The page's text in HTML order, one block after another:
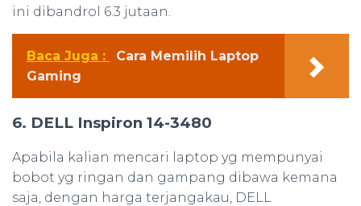
ini dibandrol 6.3 jutaan.
Baca Juga :
Cara Memilih Laptop
Gaming
6. DELL Inspiron 14-3480
Apabila kalian mencari laptop yg mempunyai
bobot yg ringan dan gampang dibawa kemana
saja, dengan harga terjangakau, DELL